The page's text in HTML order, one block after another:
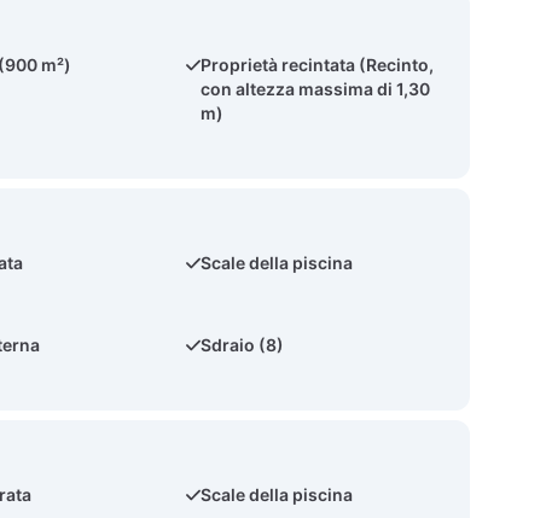
m²)
Proprietà recintata (Recinto,
con altezza massima di 1,30
m)
Scale della piscina
Sdraio (8)
Scale della piscina